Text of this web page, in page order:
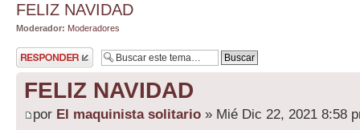
FELIZ NAVIDAD
Moderador: Moderadores
Publicar una
respuesta
FELIZ NAVIDAD
por El maquinista solitario » Mié Dic 22, 2021 8:58